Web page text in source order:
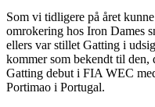
Som vi tidligere på året
omrokering hos Iron Dames
ellers var stillet Gatting i
kommer som bekendt til den,
Gatting debut i FIA WEC
Portimao i Portugal.